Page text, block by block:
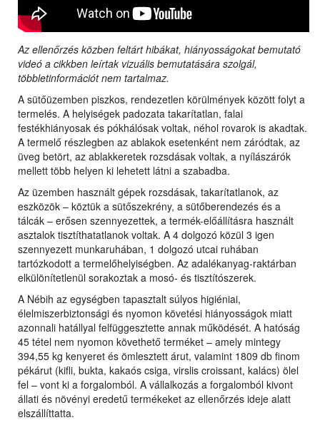
Az ellenőrzés közben feltárt hibákat, hiányosságokat bemutató
videó a cikkben leírtak vizuális bemutatására szolgál,
többletinformációt nem tartalmaz.
A sütőüzemben piszkos, rendezetlen körülmények között folyt a
termelés. A helyiségek padozata takarítatlan, falai
festékhiányosak és pókhálósak voltak, néhol rovarok is akadtak.
A termelő részlegben az ablakok esetenként nem záródtak, az
üveg betört, az ablakkeretek rozsdásak voltak, a nyílászárók
mellett több helyen ki lehetett látni a szabadba.
Az üzemben használt gépek rozsdásak, takarítatlanok, az
eszközök – köztük a sütőszekrény, a sütőberendezés és a
tálcák – erősen szennyezettek, a termék-előállításra használt
asztalok tisztíthatatlanok voltak. A 4 dolgozó közül 3 igen
szennyezett munkaruhában, 1 dolgozó utcai ruhában
tartózkodott a termelőhelyiségben. Az adalékanyag-raktárban
elkülönítetlenül sorakoztak a mosó- és tisztítószerek.
A Nébih az egységben tapasztalt súlyos higiéniai,
élelmiszerbiztonsági és nyomon követési hiányosságok miatt
azonnali hatállyal felfüggesztette annak működését. A hatóság
45 tétel nem nyomon követhető terméket – amely mintegy
394,55 kg kenyeret és ömlesztett árut, valamint 1809 db finom
pékárut (kifli, bukta, kakaós csiga, virslis croissant, kalács) ölel
fel – vont ki a forgalomból. A vállalkozás a forgalomból kivont
állati és növényi eredetű termékeket az ellenőrzés ideje alatt
elszállíttatta.